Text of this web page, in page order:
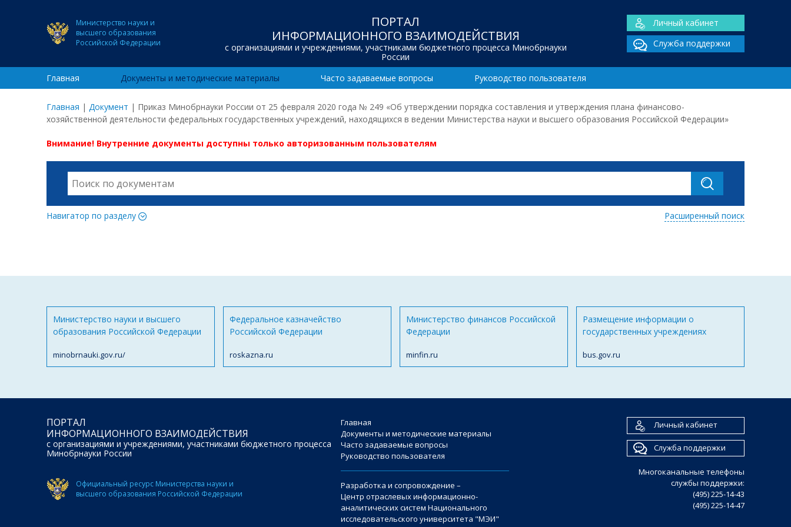
Министерство науки и
высшего образования
Российской Федерации
ПОРТАЛ
ИНФОРМАЦИОННОГО ВЗАИМОДЕЙСТВИЯ
с организациями и учреждениями, участниками бюджетного процесса Минобрнауки
России
Личный кабинет
Служба поддержки
Главная Документы и методические материалы Часто задаваемые вопросы Руководство пользователя
Главная | Документ | Приказ Минобрнауки России от 25 февраля 2020 года № 249 «Об утверждении порядка составления и утверждения плана финансово-
хозяйственной деятельности федеральных государственных учреждений, находящихся в ведении Министерства науки и высшего образования Российской Федерации»
Внимание! Внутренние документы доступны только авторизованным пользователям
Навигатор по разделу Расширенный поиск
Министерство науки и высшего
образования Российской Федерации
minobrnauki.gov.ru/
Федеральное казначейство
Российской Федерации
roskazna.ru
Министерство финансов Российской
Федерации
minfin.ru
Размещение информации о
государственных учреждениях
bus.gov.ru
ПОРТАЛ
ИНФОРМАЦИОННОГО ВЗАИМОДЕЙСТВИЯ
с организациями и учреждениями, участниками бюджетного процесса
Минобрнауки России
Официальный ресурс Министерства науки и
высшего образования Российской Федерации
Главная
Документы и методические материалы
Часто задаваемые вопросы
Руководство пользователя
Разработка и сопровождение –
Центр отраслевых информационно-
аналитических систем Национального
исследовательского университета "МЭИ"
Личный кабинет
Служба поддержки
Многоканальные телефоны
службы поддержки:
(495) 225-14-43
(495) 225-14-47